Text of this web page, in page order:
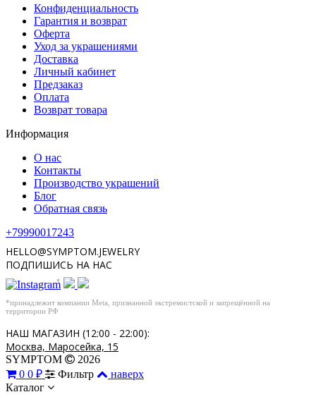
Конфиденциальность
Гарантия и возврат
Оферта
Уход за украшениями
Доставка
Личный кабинет
Предзаказ
Оплата
Возврат товара
Информация
О нас
Контакты
Производство украшений
Блог
Обратная связь
+79990017243
HELLO@SYMPTOM.JEWELRY
ПОДПИШИСЬ НА НАС
*
*принадлежит компании Meta, признанной экстремистской и запрещённой на
территории РФ
НАШ МАГАЗИН (12:00 - 22:00):
Москва, Маросейка, 15
SYMPTOM
2026
0 0 ₽ Фильтр
наверх
Каталог